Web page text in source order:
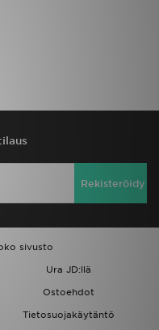
Rekisteröidy
sivusto
Ura JD:llä
Ostoehdot
Tietosuojakäytäntö